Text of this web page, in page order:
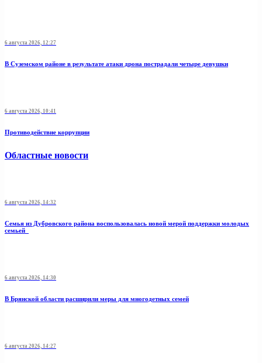
6 августа 2026, 12:27
В Суземском районе в результате атаки дрона пострадали четыре девушки
6 августа 2026, 10:41
Противодействие коррупции
Областные новости
6 августа 2026, 14:32
Семья из Дубровского района воспользовалась новой мерой поддержки молодых
семьей
6 августа 2026, 14:30
В Брянской области расширили меры для многодетных семей
6 августа 2026, 14:27